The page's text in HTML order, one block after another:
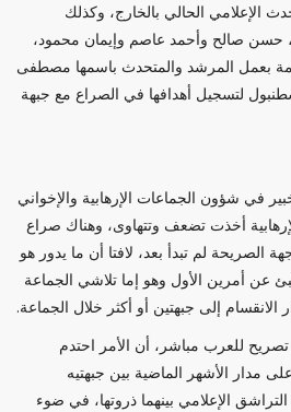
الإعلامي الحالي بالخارج، وكذلك
حسن صالح وأحمد عاصم وإيمان محمود،
بعمل المرشد والمتحدث باسمها مصطفى
لتسجيل أهدافها في الصراع مع جبهة
في شؤون الجماعات الإرهابية والإخواني
أخذت تضعف وتتهاوى، وهناك صراع
الصريحة لم تبدأ بعد، لافتا أن ما يدور هو
عن أمرين الأول وهو إما تلاشي الجماعة
الانقسام إلى جبهتين أو أكثر خلال الجماعة.
للعرب مباشر، أن الأمر احتدم
مدار الأشهر الماضية بين جبهتيه
الإعلامي بينهما ذروتها، في ضوء